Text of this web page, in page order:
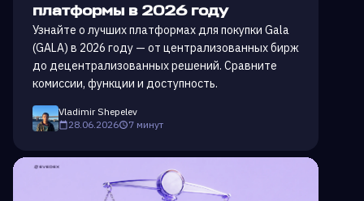
платформы в 2026 году
Узнайте о лучших платформах для покупки Gala
(GALA) в 2026 году — от централизованных бирж
до децентрализованных решений. Сравните
комиссии, функции и доступность.
Vladimir Shepelev
28.06.2026
7 минут